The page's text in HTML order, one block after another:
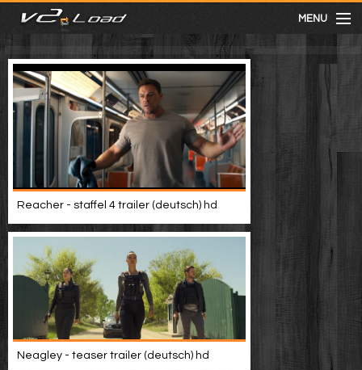
MENU
meist gesehen
neuste
kategorien
Menu
mit facebook anmelden
Informationen
Video suchen
Reacher - staffel 4 trailer (deutsch) hd
Neagley - teaser trailer (deutsch) hd